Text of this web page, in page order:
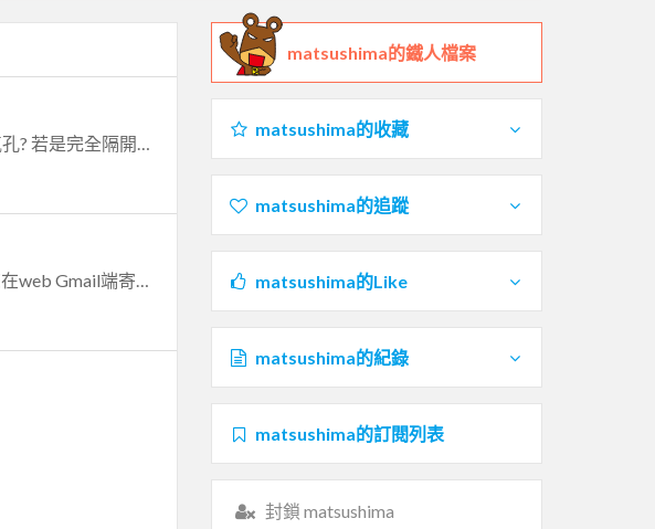
matsushima的鐵人檔案
matsushima的收藏
matsushima的追蹤
matsushima的Like
matsushima的紀錄
matsushima的訂閱列表
封鎖 matsushima